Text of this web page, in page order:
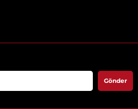
Gönder